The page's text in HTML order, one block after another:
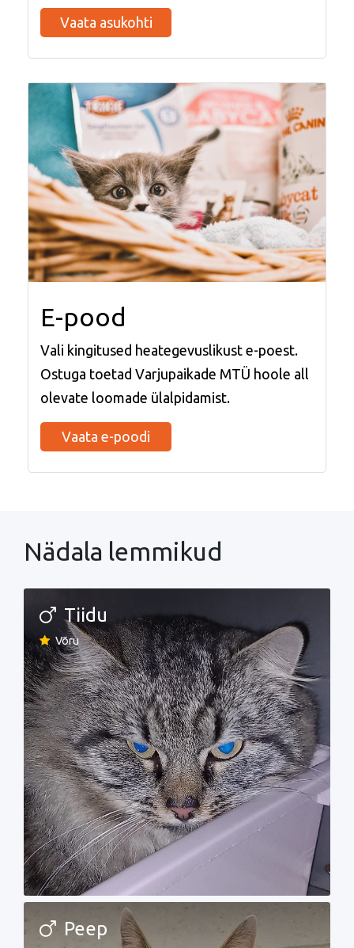
Vaata asukohti
E-pood
Vali kingitused heategevuslikust e-poest.
Ostuga toetad Varjupaikade MTÜ hoole all
olevate loomade ülalpidamist.
Vaata e-poodi
Nädala lemmikud
Tiidu
Võru
Peep